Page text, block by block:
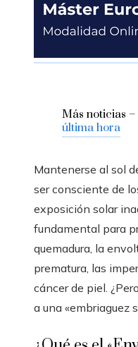
Más noticias –
última hora
Mantenerse al sol
ser consciente de
exposición solar
fundamental para
quemadura, la
prematura, las
cáncer de piel.
a una «embriaguez